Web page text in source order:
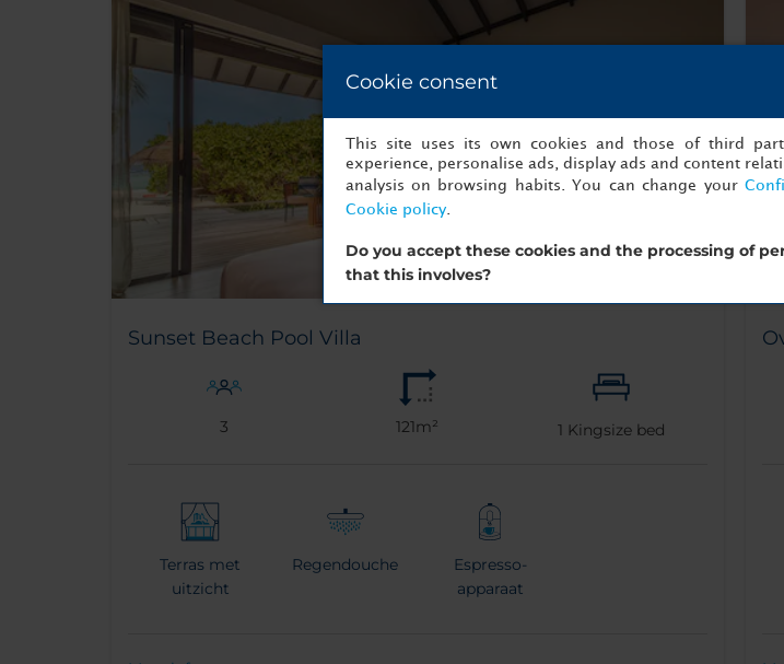
Sunset Beach Pool Villa
3 121m² 1 Kingsize bed
Terras met
uitzicht
Regendouche
Espresso-
apparaat
Cookie consent
This site uses its own cookies and those of third
experience, personalise ads, display ads and content
analysis on browsing habits. You can change your
Cookie policy.
Do you accept these cookies and the processing of
that this involves?